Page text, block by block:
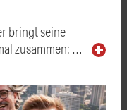
bringt seine
zusammen: …